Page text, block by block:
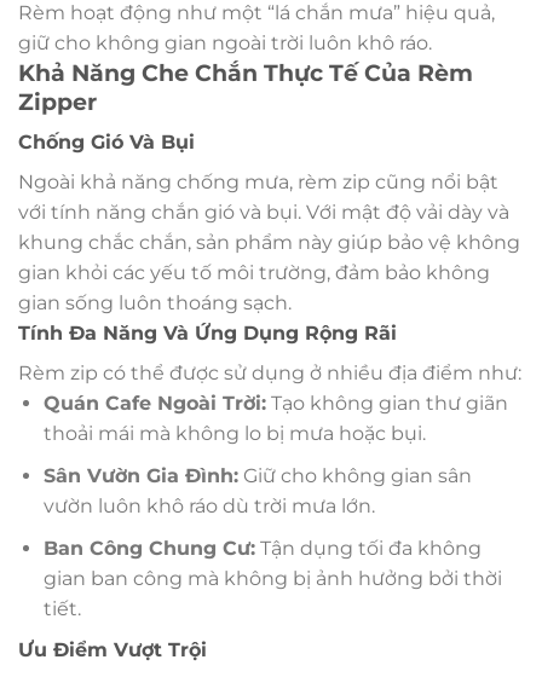
Rèm hoạt động như một “lá chắn mưa” hiệu quả,
giữ cho không gian ngoài trời luôn khô ráo.
Khả Năng Che Chắn Thực Tế Của Rèm
Zipper
Chống Gió Và Bụi
Ngoài khả năng chống mưa, rèm zip cũng nổi bật
với tính năng chắn gió và bụi. Với mật độ vải dày và
khung chắc chắn, sản phẩm này giúp bảo vệ không
gian khỏi các yếu tố môi trường, đảm bảo không
gian sống luôn thoáng sạch.
Tính Đa Năng Và Ứng Dụng Rộng Rãi
Rèm zip có thể được sử dụng ở nhiều địa điểm như:
Quán Cafe Ngoài Trời:Tạo không gian thư giãn
thoải mái mà không lo bị mưa hoặc bụi.
Sân Vườn Gia Đình:Giữ cho không gian sân
vườn luôn khô ráo dù trời mưa lớn.
Ban Công Chung Cư:Tận dụng tối đa không
gian ban công mà không bị ảnh hưởng bởi thời
tiết.
Ưu Điểm Vượt Trội